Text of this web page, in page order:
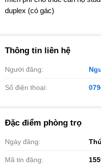
duplex (có gác)
Thông tin liên hệ
Người đăng:
Số điện thoại:
Đặc điểm phòng trọ
Ngày đăng:
Mã tin đăng: